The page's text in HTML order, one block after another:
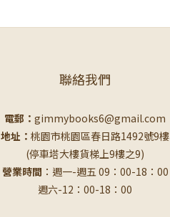
聯絡我們
電郵： gimmybooks6@gmail.com
地址： 桃園市桃園區春日路1492號9樓
(停車塔大樓貨梯上9樓之9)
營業時間 ：週一-週五 09：00-18：00
週六-12：00-18：00